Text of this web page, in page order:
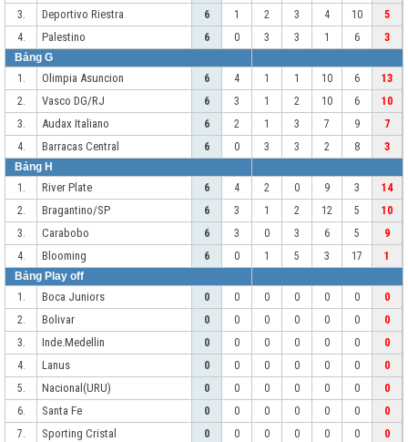
3.
Deportivo Riestra 6 1 2 3 4 10
5
4.
Palestino 6 0 3 3 1 6
3
Bảng G
1.
Olimpia Asuncion 6 4 1 1 10 6
13
2.
Vasco DG/RJ 6 3 1 2 10 6
10
3.
Audax Italiano 6 2 1 3 7 9
7
4.
Barracas Central 6 0 3 3 2 8
3
Bảng H
1.
River Plate 6 4 2 0 9 3
14
2.
Bragantino/SP 6 3 1 2 12 5
10
3.
Carabobo 6 3 0 3 6 5
9
4.
Blooming 6 0 1 5 3 17
1
Bảng Play off
1.
Boca Juniors 0 0 0 0 0 0
0
2.
Bolivar 0 0 0 0 0 0
0
3.
Inde.Medellin 0 0 0 0 0 0
0
4.
Lanus 0 0 0 0 0 0
0
5.
Nacional(URU) 0 0 0 0 0 0
0
6.
Santa Fe 0 0 0 0 0 0
0
7.
Sporting Cristal 0 0 0 0 0 0
0